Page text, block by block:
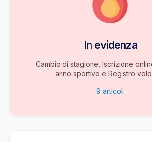
In evidenza
Cambio di stagione, Iscrizione
anno sportivo e Registro
9 articoli